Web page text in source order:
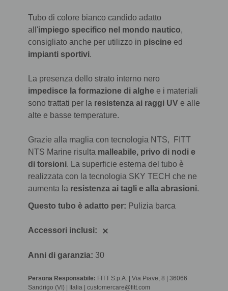
Tubo di colore bianco candido adatto
all'impiego specifico nel mondo nautico,
consigliato anche per utilizzo in piscine ed
impianti sportivi.
La presenza dello strato interno nero
impedisce la formazione di alghe e i materiali
sono trattati per la resistenza ai raggi UV e alle
alte e basse temperature.
Grazie alla maglia con tecnologia NTS, FITT
NTS Marine risulta malleabile, privo di nodi e
di torsioni. La superficie esterna del tubo è
realizzata con la tecnologia SKY TECH che ne
aumenta la resistenza ai tagli e alla abrasioni.
Questo tubo è adatto per: Pulizia barca
Accessori inclusi:
Anni di garanzia: 30
Persona Responsabile: FITT S.p.A. | Via Piave, 8 | 36066
Sandrigo (VI) | Italia | customercare@fitt.com